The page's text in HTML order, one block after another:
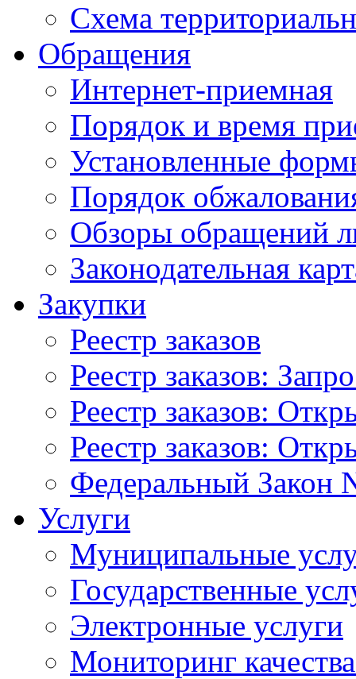
Схема
Обращения
Интернет-приемная
Порядок и время
Установленные
Порядок
Обзоры обращений
Законодательная
Закупки
Реестр заказов
Реестр заказов:
Реестр заказов:
Реестр заказов:
Федеральный Закон
Услуги
Муниципальные
Государственные
Электронные услуги
Мониторинг